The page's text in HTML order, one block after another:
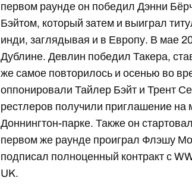
первом раунде он победил Дэнни
Бэйтом, который затем и выиграл
инди, заглядывая и в Европу. В мае
Дублине. Девлин победил Такера,
же самое повторилось и осенью во
оппонировали Тайлер Бэйт и Трент
рестлеров получили приглашение на
Доннингтон-парке. Также он
первом же раунде проиграл Флэшу
подписал полноценный контракт с
UK.